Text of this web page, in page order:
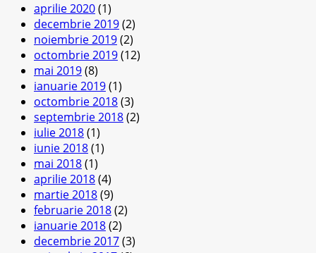
aprilie 2020(1)
decembrie 2019(2)
noiembrie 2019(2)
octombrie 2019(12)
mai 2019(8)
ianuarie 2019(1)
octombrie 2018(3)
septembrie 2018(2)
iulie 2018(1)
iunie 2018(1)
mai 2018(1)
aprilie 2018(4)
martie 2018(9)
februarie 2018(2)
ianuarie 2018(2)
decembrie 2017(3)